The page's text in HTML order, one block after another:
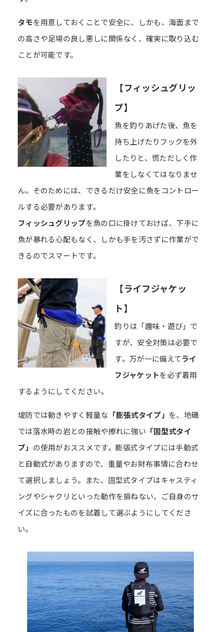
タモを用意しておくことで安全に、しかも、海面まで
の高さや足場の良し悪しに関係なく、確実に取り込む
ことが可能です。
【フィッシュグリッ
プ】
魚を釣りあげた後、魚を
持ち上げたりフックを外
したりと、慌ただしく作
業をしなくてはなりませ
ん。そのためには、できるだけ安全に魚をコントロー
ルする必要があります。
フィッシュグリップを魚の口に掛けておけば、下手に
魚が暴れる心配もなく、しかも手を汚さずに作業がで
きるのでスマートです。
【ライフジャケッ
ト】
釣りは「趣味・遊び」で
すが、安全対策は必要で
す。万が一に備えてライ
フジャケットを必ず着用
するようにしてください。
堤防では動きやすく軽量な 「膨張式タイプ」 を、地磯
では落水時の岩との接触や擦れに強い 「固型式タイ
プ」 の使用がおススメです。膨張式タイプには手動式
と自動式がありますので、重量やお財布事情に合わせ
て選択しましょう。また、固型式タイプはキャスティ
ングやシャクリといった動作を損ねない、ご自身のサ
イズに合ったものを試着して選ぶようにしてくださ
い。